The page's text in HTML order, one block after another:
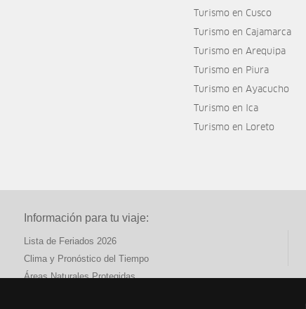
Turismo en Cusco
Turismo en Cajamarca
Turismo en Arequipa
Turismo en Piura
Turismo en Ayacucho
Turismo en Ica
Turismo en Loreto
Información para tu viaje:
Lista de Feriados 2026
Clima y Pronóstico del Tiempo
Áreas Naturales Protegidas